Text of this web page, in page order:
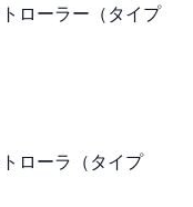
ローラー（タイプ
ローラ（タイプ